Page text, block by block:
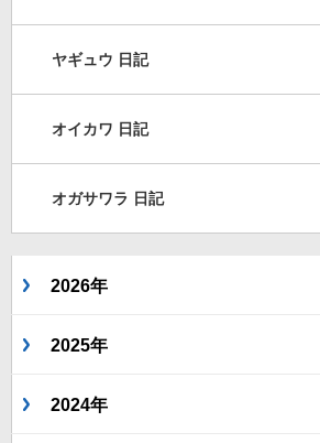
ヤギュウ 日記
オイカワ 日記
オガサワラ 日記
2026年
2025年
2024年